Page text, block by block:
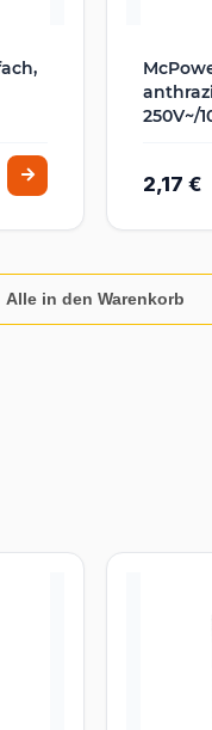
250V~/
2,17 €
Alle in den Warenkorb